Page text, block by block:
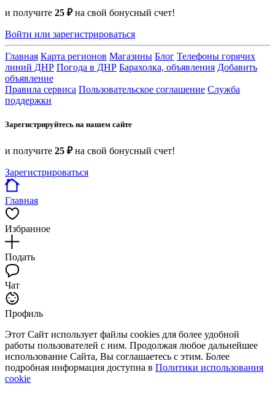
и получите 25 ₽на свой бонусный счет!
Войти или зарегистрироваться
Главная Карта регионов Магазины Блог Телефоны горячих
линий ДНР Погода в ДНР Барахолка, объявления Добавить
объявление
Правила сервиса Пользовательское соглашение Служба
поддержки
Зарегистрируйтесь на нашем сайте
и получите 25 ₽на свой бонусный счет!
Зарегистрироваться
Главная
Избранное
Подать
Чат
Профиль
Этот Сайт использует файлы cookies для более удобной
работы пользователей с ним. Продолжая любое дальнейшее
использование Сайта, Вы соглашаетесь с этим. Более
подробная информация доступна в Политики использования
cookie